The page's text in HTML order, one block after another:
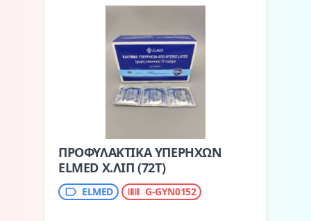
ΠΡΟΦΥΛΑΚΤΙΚΑ ΥΠΕΡΗΧΩΝ
ELMED Χ.ΛΙΠ (72T)
ELMED G-GYN0152